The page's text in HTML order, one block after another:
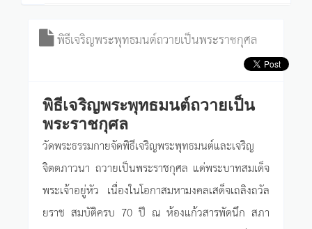
พิธีเจริญพระพุทธมนต์ถวายเป็นพระราชกุศล
พิธีเจริญพระพุทธมนต์ถวายเป็น
พระราชกุศล
วัดพระธรรมกายจัดพิธีเจริญพระพุทธมนต์และเจริญ
จิตตภาวนา ถวายเป็นพระราชกุศล แด่พระบาทสมเด็จ
พระเจ้าอยู่หัว เนื่องในโอกาสมหามงคลเสด็จเถลิงถวัล
ยราช สมบัติครบ 70 ปี ณ ห้องแก้วสารพัดนึก สภา